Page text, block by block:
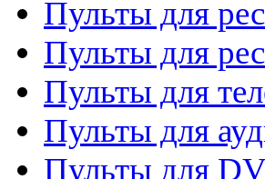
Пульты для
Пульты для
Пульты для
Пульты для
Пульты для